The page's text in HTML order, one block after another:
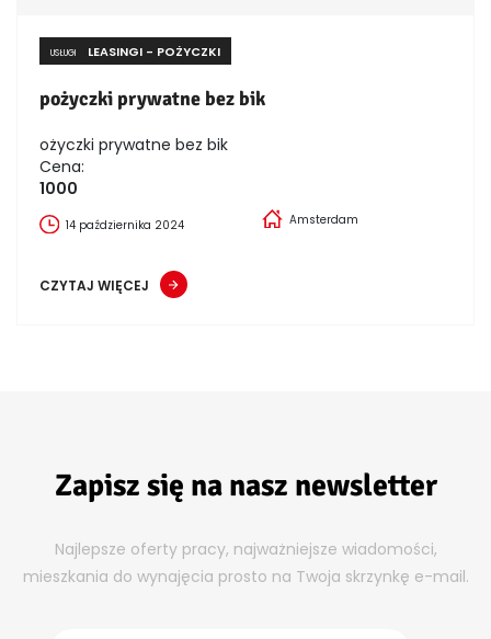
USŁUGI LEASINGI - POŻYCZKI
pożyczki prywatne bez bik
ożyczki prywatne bez bik
Cena:
1000
14 października 2024 Amsterdam
CZYTAJ WIĘCEJ
Zapisz się na nasz newsletter
Najlepsze oferty pracy, najważniejsze wiadomości,
mieszkania do wynajęcia prosto na Twoja skrzynkę e-mail.